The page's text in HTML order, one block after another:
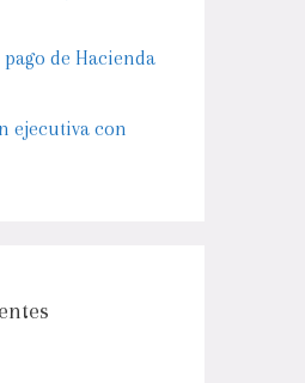
de Hacienda
ejecutiva con